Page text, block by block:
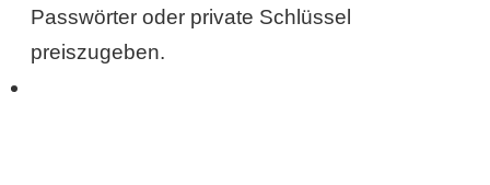
Passwörter oder private Schlüssel
preiszugeben.